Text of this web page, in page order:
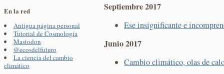
En la red
Antigua página personal
Tutorial de Cosmología
Mastodon
@ecosdelfuturo
La ciencia del cambio
climático
Septiembre 2017
Ese insignificante e
Junio 2017
Cambio climático, olas de